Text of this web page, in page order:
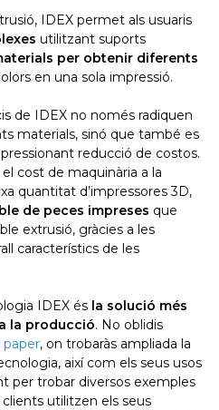
IDEX permet als usuaris
utilitzant suports
per obtenir diferents
en una sola impressió.
de IDEX no només radiquen
materials, sinó que també es
reducció de costos.
cost de maquinària a la
quantitat d’impressores 3D,
de peces impreses que
extrusió, gràcies a les
característics de les
IDEX és la solució més
la producció. No oblidis
paper, on trobaràs ampliada la
així com els seus usos
per trobar diversos exemples
utilitzen els seus